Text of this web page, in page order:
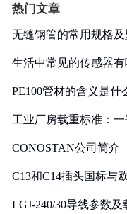
热门文章
无缝钢管的常用规格
生活中常见的传感器
PE100管材的含义是什
工业厂房载重标准：
CONOSTAN公司简介
C13和C14插头国标与
LGJ-240/30导线参数